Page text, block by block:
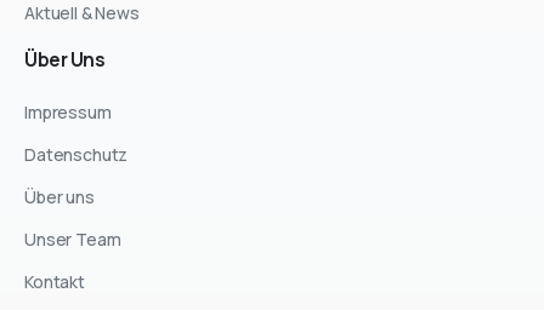
Aktuell & News
ÜberUns
Impressum
Datenschutz
Über uns
Unser Team
Kontakt